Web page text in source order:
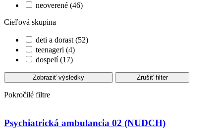
neoverené (46)
Cieľová skupina
deti a dorast (52)
teenageri (4)
dospelí (17)
Zobraziť výsledky Zrušiť filter
Pokročilé filtre
Psychiatrická ambulancia 02 (NUDCH)